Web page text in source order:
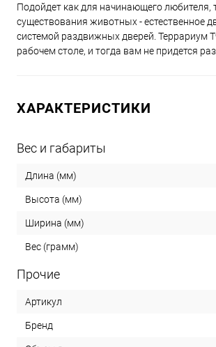
Подойдет как для начинающего любителя,
существования животных - естественное
системой раздвижных дверей. Террариум
рабочем столе, и тогда вам не придется
ХАРАКТЕРИСТИКИ
Вес и габариты
Длина (мм)
Высота (мм)
Ширина (мм)
Вес (грамм)
Прочие
Артикул
Бренд